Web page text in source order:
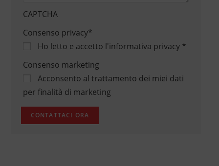
CAPTCHA
Consenso privacy*
Ho letto e accetto l'informativa privacy*
Consenso marketing
Acconsento al trattamento dei miei dati
per finalità di marketing